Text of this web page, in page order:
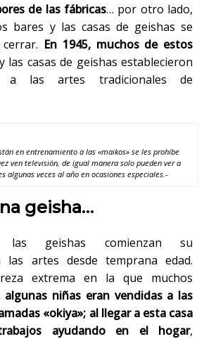
de las fábricas… por otro lado,
bares y las casas de geishas se
En 1945, muchos de estos
y las casas de geishas establecieron
a las artes tradicionales de
en entrenamiento a las «maikos» se les prohíbe
ven televisión, de igual manera solo pueden ver a
algunas veces al año en ocasiones especiales.-
geisha…
las geishas comienzan su
las artes desde temprana edad.
extrema en la que muchos
algunas niñas eran vendidas a las
«okiya»; al llegar a esta casa
ayudando en el hogar,